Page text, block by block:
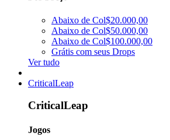
Abaixo de Col$20.000,00
Abaixo de Col$50.000,00
Abaixo de Col$100.000,00
Grátis com seus Drops
Ver tudo
CriticalLeap
CriticalLeap
Jogos